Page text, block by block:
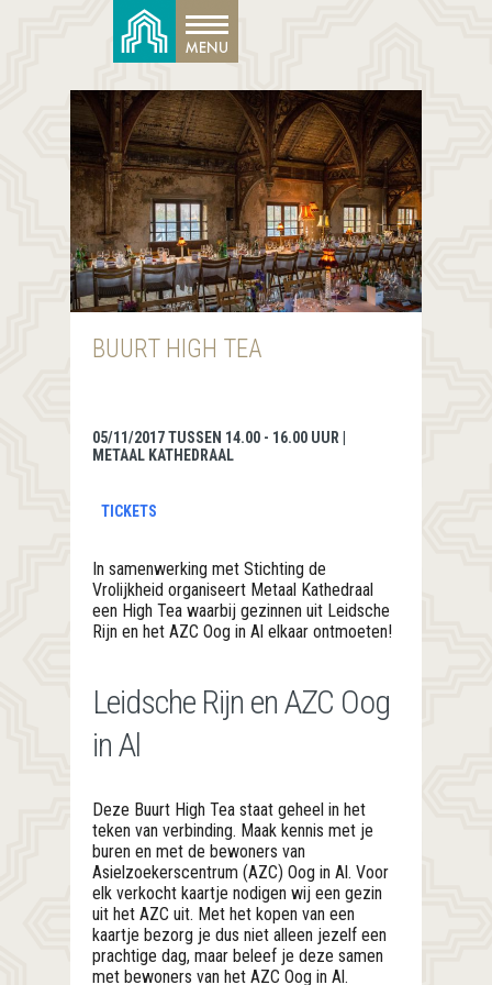
BUURT HIGH TEA
05/11/2017 TUSSEN 14.00 - 16.00 UUR |
METAAL KATHEDRAAL
TICKETS
In samenwerking met Stichting de
Vrolijkheid organiseert Metaal Kathedraal
een High Tea waarbij gezinnen uit Leidsche
Rijn en het AZC Oog in Al elkaar ontmoeten!
Leidsche Rijn en AZC Oog
in Al
Deze Buurt High Tea staat geheel in het
teken van verbinding. Maak kennis met je
buren en met de bewoners van
Asielzoekerscentrum (AZC) Oog in Al. Voor
elk verkocht kaartje nodigen wij een gezin
uit het AZC uit. Met het kopen van een
kaartje bezorg je dus niet alleen jezelf een
prachtige dag, maar beleef je deze samen
met bewoners van het AZC Oog in Al.